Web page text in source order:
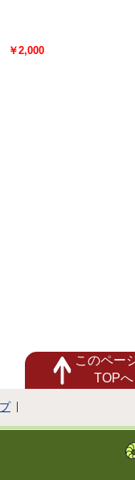
￥2,000
このペー
TOPへ